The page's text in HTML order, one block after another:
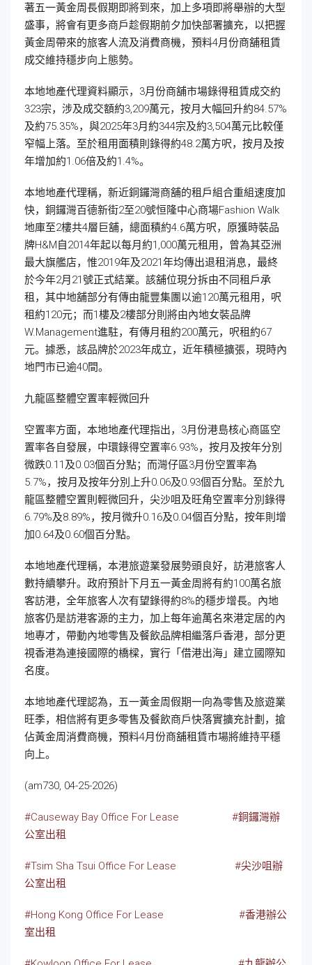
著五一黃金周長假期即將到來，加上多項即將舉辦的大型
盛事，將會有更多商戶趁假期前夕加快部署擴充，以把握
黃金周帶來的旅客人流及消費商機，預料4月份商舖租賃
成交維持穩步向上態勢。
本地地產代理資料顯示，3月份商舖市場錄得租賃成交約
323宗，涉及成交額約3,209萬元，按月大幅回升約84.57%
及約75.35%，與2025年3月約344宗及約3,504萬元比較僅
窄幅上落。至於租用面積則錄得約48.2萬方呎，按月及按
年增加約1.06倍及約1.4%。
本地地產代理稱，新近銅鑼灣商舖的租戶組合重組速度加
快，銅鑼灣百德新街2至20號恒隆中心商場Fashion Walk
地庫至2樓共4層巨舖，總面積約4.6萬方呎，原獲時裝品
牌H&M自2014年起以每月約1,000萬元租用，曾為其亞洲
最大旗艦店，惟2019年及2021年均傳出退租消息，最終
於今年2月21號正式結業。該舖位現分拆由不同租戶承
租，其中地舖部分有傳由龍豐集團以逾120萬元租用，呎
租約120元；而1樓及2樓部分則將由內地女裝品牌
W.Management進駐，有傳月租約200萬元，呎租約67
元。據悉，該品牌於2023年成立，近年積極擴張，現時內
地門市已逾40間。
九龍區整體空置率輕微回升
空置率方面，本地地產代理指出，3月份港島核心商區空
置率各自發展，中環錄得空置率6.93%，按月及按年分別
微跌0.11及0.03個百分點；而灣仔區3月份空置率為
5.7%，按月及按年分別上升0.06及0.93個百分點。至於九
龍區整體空置則輕微回升，尖沙咀及旺角空置率分別錄得
6.79%及8.89%，按月微升0.16及0.04個百分點，按年則增
加0.64及0.60個百分點。
本地地產代理稱，本港旅遊業發展勢頭良好，訪港旅客人
數持續攀升。政府預計下月五一黃金周將有約100萬名旅
客訪港，全年旅客人次有望錄得約8%的穩步增長。內地
旅客仍是訪港客源的主力，加上每年逾萬名來港定居的內
地專才，帶動內地零售及餐飲品牌相繼落戶香港，部分更
視香港為連接國際的橋樑，實行「借港出海」建立國際知
名度。
本地地產代理認為，五一黃金周假期一向為零售及旅遊業
旺季，相信將有更多零售及餐飲商戶快落實擴充計劃，搶
佔黃金周消費商機，預料4月份商舖租賃市場將維持平穩
向上。
(am730, 04-25-2026)
#Causeway Bay Office For Lease
#銅鑼灣辦
公室出租
#Tsim Sha Tsui Office For Lease
#尖沙咀辦
公室出租
#Hong Kong Office For Lease
#香港辦公
室出租